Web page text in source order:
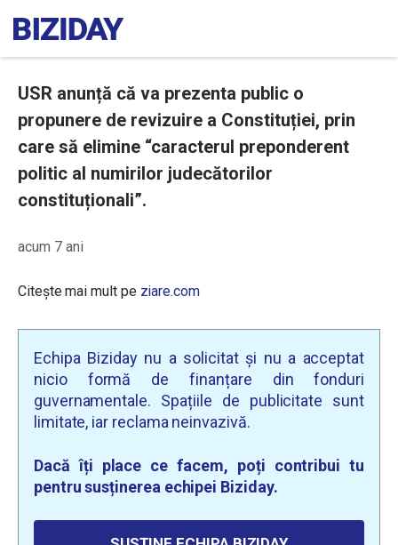
USR anunță că va prezenta public o
propunere de revizuire a Constituției, prin
care să elimine “caracterul preponderent
politic al numirilor judecătorilor
constituționali”.
acum 7 ani
Citește mai mult pe ziare.com
Echipa Biziday nu a solicitat și nu a acceptat
nicio formă de finanțare din fonduri
guvernamentale. Spațiile de publicitate sunt
limitate, iar reclama neinvazivă.
Dacă îți place ce facem, poți contribui tu
pentru susținerea echipei Biziday.